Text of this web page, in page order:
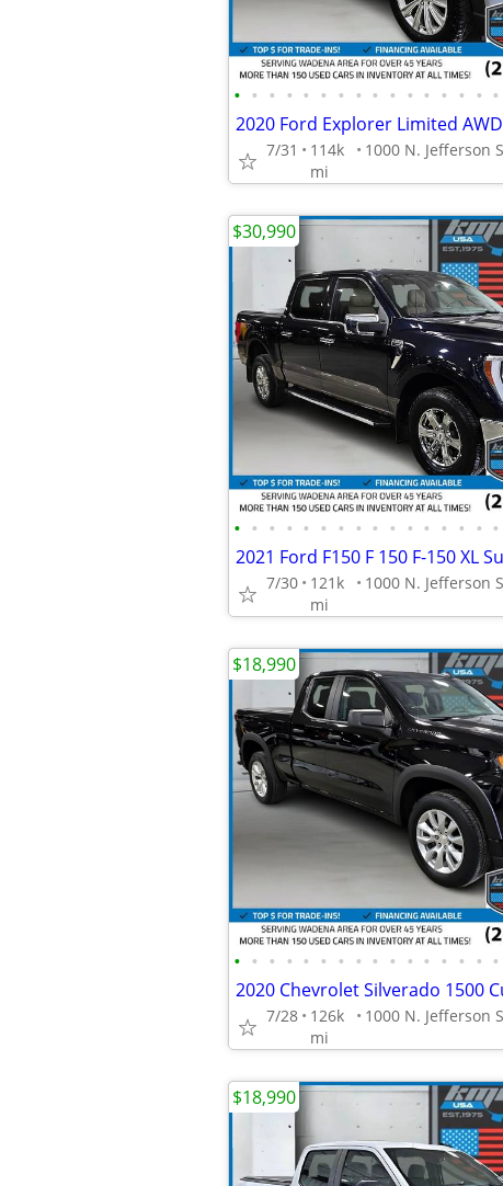
• • • • • • • • • • • • • • • •
2020 Ford Explorer Limited AWD
7/31
114k
mi
• • • • • • • • • • • • • • • •
7/30
121k
mi
$30,990
• • • • • • • • • • • • • • • •
7/28
126k
mi
$18,990
$18,990